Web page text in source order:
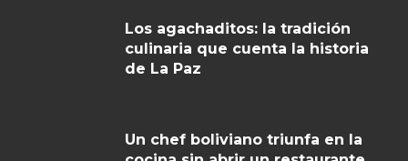
Los agachaditos: la tradición
culinaria que cuenta la historia
de La Paz
Un chef boliviano triunfa en la